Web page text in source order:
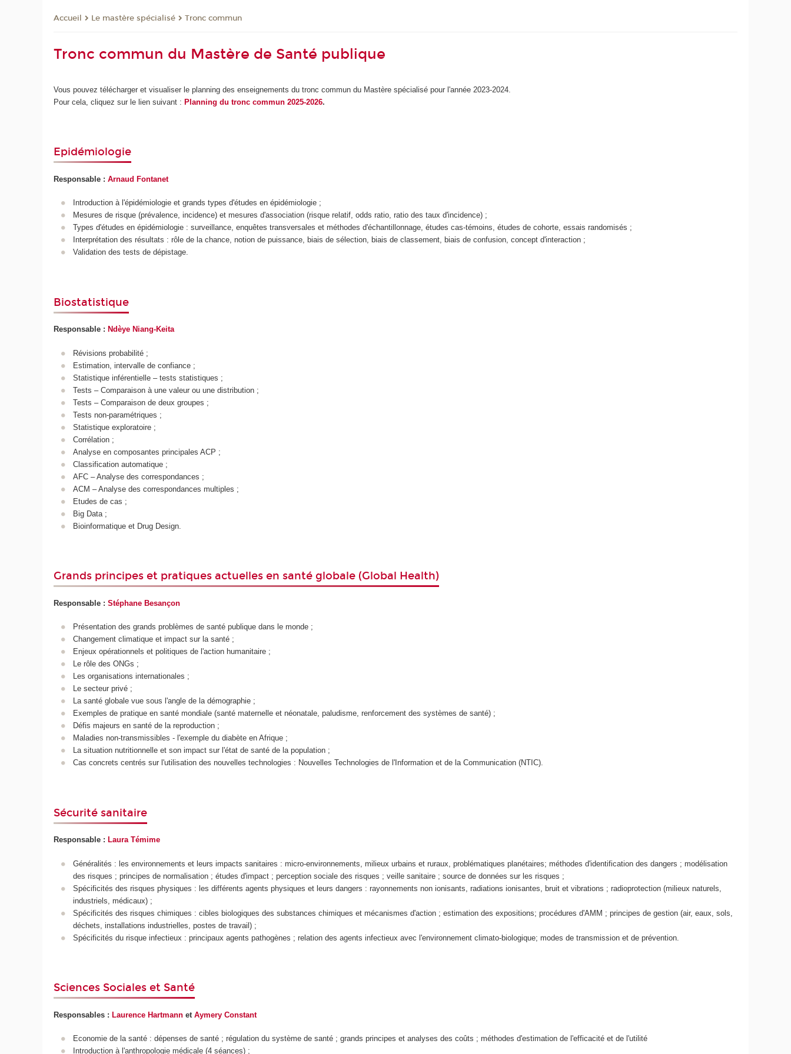
Accueil Le mastère spécialisé Tronc commun
Tronc commun du Mastère de Santé publique
Vous pouvez télécharger et visualiser le planning des enseignements du tronc commun du Mastère spécialisé pour l'année 2023-2024.
Pour cela, cliquez sur le lien suivant : Planning du tronc commun 2025-2026.
Epidémiologie
Responsable :Arnaud Fontanet
Introduction à l'épidémiologie et grands types d'études en épidémiologie ;
Mesures de risque (prévalence, incidence) et mesures d'association (risque relatif, odds ratio, ratio des taux d'incidence) ;
Types d'études en épidémiologie : surveillance, enquêtes transversales et méthodes d'échantillonnage, études cas-témoins, études de cohorte, essais randomisés ;
Interprétation des résultats : rôle de la chance, notion de puissance, biais de sélection, biais de classement, biais de confusion, concept d'interaction ;
Validation des tests de dépistage.
Biostatistique
Responsable : Ndèye Niang-Keita
Révisions probabilité ;
Estimation, intervalle de confiance ;
Statistique inférentielle – tests statistiques ;
Tests – Comparaison à une valeur ou une distribution ;
Tests – Comparaison de deux groupes ;
Tests non-paramétriques ;
Statistique exploratoire ;
Corrélation ;
Analyse en composantes principales ACP ;
Classification automatique ;
AFC – Analyse des correspondances ;
ACM – Analyse des correspondances multiples ;
Etudes de cas ;
Big Data ;
Bioinformatique et Drug Design.
Grands principes et pratiques actuelles en santé globale (Global Health)
Responsable :Stéphane Besançon
Présentation des grands problèmes de santé publique dans le monde ;
Changement climatique et impact sur la santé ;
Enjeux opérationnels et politiques de l'action humanitaire ;
Le rôle des ONGs ;
Les organisations internationales ;
Le secteur privé ;
La santé globale vue sous l'angle de la démographie ;
Exemples de pratique en santé mondiale (santé maternelle et néonatale, paludisme, renforcement des systèmes de santé) ;
Défis majeurs en santé de la reproduction ;
Maladies non-transmissibles - l'exemple du diabète en Afrique ;
La situation nutritionnelle et son impact sur l'état de santé de la population ;
Cas concrets centrés sur l'utilisation des nouvelles technologies : Nouvelles Technologies de l'Information et de la Communication (NTIC).
Sécurité sanitaire
Responsable : Laura Témime
Généralités : les environnements et leurs impacts sanitaires : micro-environnements, milieux urbains et ruraux, problématiques planétaires; méthodes d'identification des dangers ; modélisation
des risques ; principes de normalisation ; études d'impact ; perception sociale des risques ; veille sanitaire ; source de données sur les risques ;
Spécificités des risques physiques : les différents agents physiques et leurs dangers : rayonnements non ionisants, radiations ionisantes, bruit et vibrations ; radioprotection (milieux naturels,
industriels, médicaux) ;
Spécificités des risques chimiques : cibles biologiques des substances chimiques et mécanismes d'action ; estimation des expositions; procédures d'AMM ; principes de gestion (air, eaux, sols,
déchets, installations industrielles, postes de travail) ;
Spécificités du risque infectieux : principaux agents pathogènes ; relation des agents infectieux avec l'environnement climato-biologique; modes de transmission et de prévention.
Sciences Sociales et Santé
Responsables :Laurence Hartmann etAymery Constant
Economie de la santé : dépenses de santé ; régulation du système de santé ; grands principes et analyses des coûts ; méthodes d'estimation de l'efficacité et de l'utilité
Introduction à l'anthropologie médicale (4 séances) ;